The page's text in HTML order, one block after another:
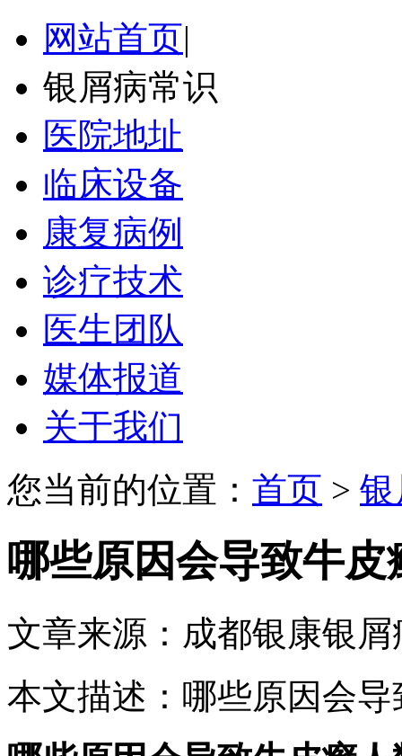
网站首页|
银屑病常识
医院地址
临床设备
康复病例
诊疗技术
医生团队
媒体报道
关于我们
您当前的位置： 首页 >
哪些原因会导致牛皮
文章来源：成都银康银屑
本文描述：哪些原因会